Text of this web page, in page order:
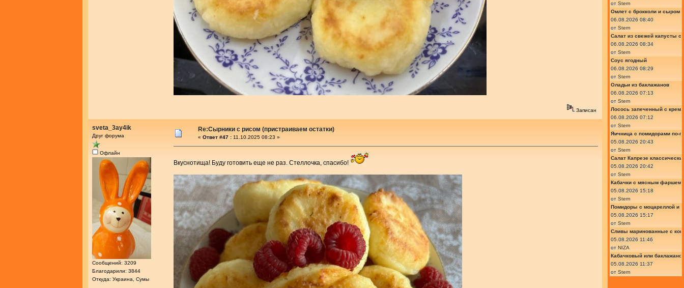
Записан
sveta_3ay4ik
Друг форума
Офлайн
Сообщений: 3209
Благодарили: 3844
Откуда: Украина, Сумы
Re:Сырники с рисом (пристраиваем остатки)
« Ответ #47 : 11.10.2025 08:23 »
Вкуснотища! Буду готовить еще не раз. Стеллочка, спасибо!
от Stern
Омлет с брокколи и сыром
06.08.2026 08:40
от Stern
Салат из свежей капусты
06.08.2026 08:34
от Stern
Соус ягодный
06.08.2026 08:29
от Stern
Оладьи из баклажанов
06.08.2026 07:13
от Stern
Лосось запеченный с
06.08.2026 07:12
от Stern
Яичница с помидорами по-
05.08.2026 20:43
от Stern
Салат Капрезе
05.08.2026 20:42
от Stern
Кабачки с мясным фаршем
05.08.2026 15:18
от Stern
Помидоры с моцареллой и
05.08.2026 15:17
от Stern
Сливы маринованные с
05.08.2026 11:46
от NIZA
Кабачковый или
05.08.2026 11:37
от Stern